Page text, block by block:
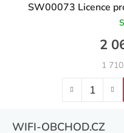
SW00073 Licence
1
2
WIFI-OBCHOD.CZ